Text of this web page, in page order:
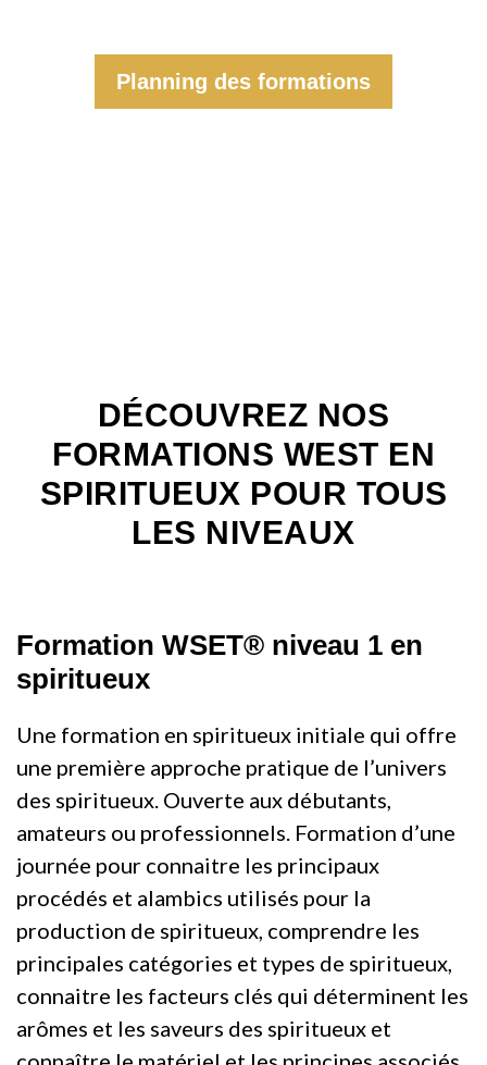
Planning des formations
DÉCOUVREZ NOS
FORMATIONS WEST EN
SPIRITUEUX POUR TOUS
LES NIVEAUX
Formation WSET® niveau 1 en
spiritueux
Une formation en spiritueux initiale qui offre
une première approche pratique de l’univers
des spiritueux. Ouverte aux débutants,
amateurs ou professionnels. Formation d’une
journée pour connaitre les principaux
procédés et alambics utilisés pour la
production de spiritueux, comprendre les
principales catégories et types de spiritueux,
connaitre les facteurs clés qui déterminent les
arômes et les saveurs des spiritueux et